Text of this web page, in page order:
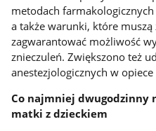
metodach
a także warunki, które muszą
zagwarantować możliwość
znieczuleń. Zwiększono też
anestezjologicznych w
Co najmniej dwugodzinny
matki z dzieckiem